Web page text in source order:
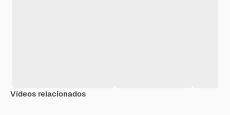
Vídeos relacionados